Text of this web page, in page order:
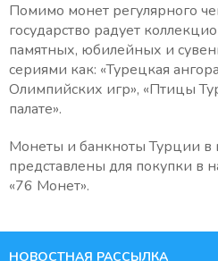
Помимо монет регулярного
государство радует
памятных, юбилейных и
сериями как: «Турецкая
Олимпийских игр», «Птицы
палате».
Монеты и банкноты Турции в
представлены для покупки в
«76 Монет».
НОВОСТНАЯ РАССЫЛКА